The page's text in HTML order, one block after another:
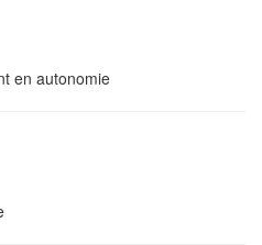
en autonomie